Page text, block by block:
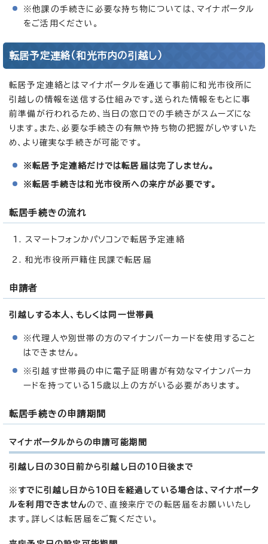
※他課の手続きに必要な持ち物については、マイナポータル
をご活用ください。
転居予定連絡（和光市内の引越し）
転居予定連絡とはマイナポータルを通じて事前に和光市役所に
引越しの情報を送信する仕組みです。送られた情報をもとに事
前準備が行われるため、当日の窓口での手続きがスムーズにな
ります。また、必要な手続きの有無や持ち物の把握がしやすいた
め、より確実な手続きが可能です。
※転居予定連絡だけでは転居届は完了しません。
※転居手続きは和光市役所への来庁が必要です。
転居手続きの流れ
スマートフォンかパソコンで転居予定連絡
和光市役所戸籍住民課で転居届
申請者
引越しする本人、もしくは同一世帯員
※代理人や別世帯の方のマイナンバーカードを使用すること
はできません。
※引越す世帯員の中に電子証明書が有効なマイナンバーカ
ードを持っている15歳以上の方がいる必要があります。
転居手続きの申請期間
マイナポータルからの申請可能期間
引越し日の30日前から引越し日の10日後まで
※ すでに引越し日から10日を経過している場合は、マイナポータ
ルを利用できませんので、直接来庁での転居届をお願いいたし
ます。詳しくは転居届をご覧ください。